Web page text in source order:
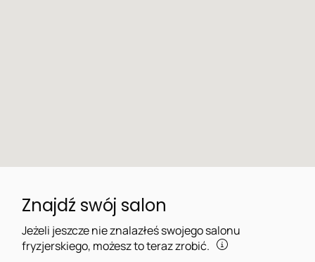
Znajdź swój salon
Jeżeli jeszcze nie znalazłeś swojego salonu
fryzjerskiego, możesz to teraz zrobić.